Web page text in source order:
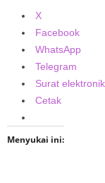
X
Facebook
WhatsApp
Telegram
Surat elektronik
Cetak
Menyukai ini: